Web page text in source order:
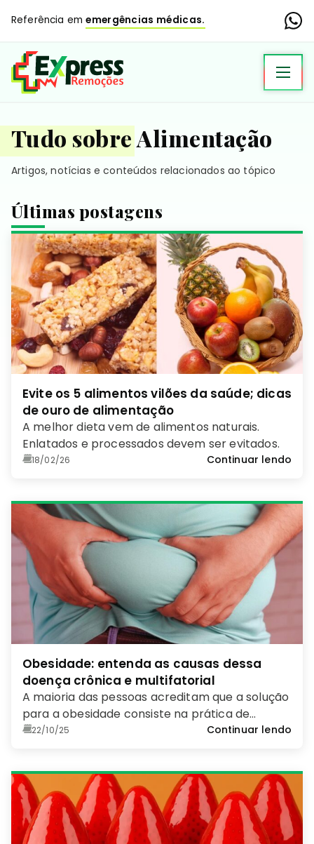
Referência ememergências médicas.
Tudo sobre Alimentação
Artigos, notícias e conteúdos relacionados ao tópico
Últimas postagens
Evite os 5 alimentos vilões da saúde; dicas
de ouro de alimentação
A melhor dieta vem de alimentos naturais.
Enlatados e processados devem ser evitados.
18/02/26 Continuar lendo
Obesidade: entenda as causas dessa
doença crônica e multifatorial
A maioria das pessoas acreditam que a solução
para a obesidade consiste na prática de
exercícios físicos e no consumo de alimentos
22/10/25 Continuar lendo